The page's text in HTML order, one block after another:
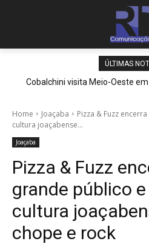
ÚLTIMAS
Cobalchini visita Meio-Oeste
Home Joaçaba
Pizza & Fuzz
cultura joaçabense...
Joaçaba
Pizza & Fuzz
grande público
cultura
chope e rock